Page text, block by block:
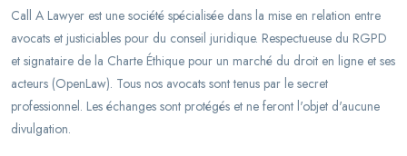
Call A Lawyer est une société spécialisée dans la mise en relation entre
avocats et justiciables pour du conseil juridique. Respectueuse du RGPD
et signataire de la Charte Éthique pour un marché du droit en ligne et ses
acteurs (OpenLaw). Tous nos avocats sont tenus par le secret
professionnel. Les échanges sont protégés et ne feront l'objet d'aucune
divulgation.